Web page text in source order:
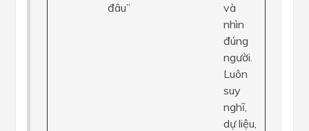
đâu”
và
nhìn
đúng
người.
Luôn
suy
nghĩ,
dự liệu,